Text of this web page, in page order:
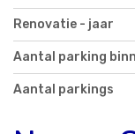
Renovatie - jaar
Aantal parking
Aantal parkings